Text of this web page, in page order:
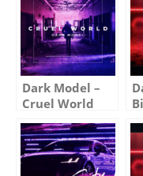
Dark Model –
Cruel World
(Audio
Visualizer)